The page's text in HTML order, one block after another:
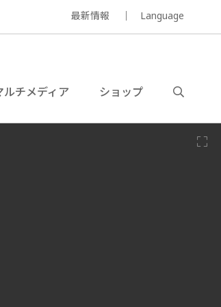
最新情報 Language
ルチメディア ショップ